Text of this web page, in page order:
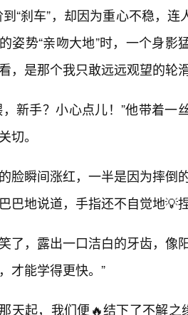
到“刹车”，却因为重心不稳，
姿势“亲吻大地”时，一个身
，是那个我只敢远远观望的轮
，新手？小心点儿！”他带着
切。
脸瞬间涨红，一半是因为摔倒
巴地说道，手指还不自觉地💡
了，露出一口洁白的牙齿，像
才能学得更快。”
天起，我们便🔥结下了不解之